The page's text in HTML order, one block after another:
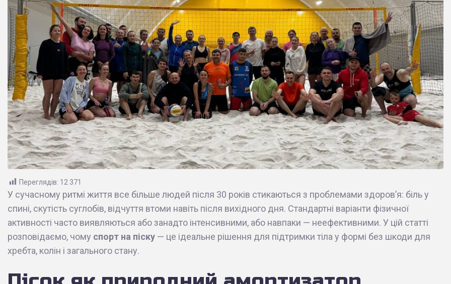
Переглядів: 12 371
У сучасному ритмі життя все більше людей після 30 років стикаються з проблемами здоров’я: біль у
спині, скутість суглобів, відчуття втоми навіть після вихідного дня. Стандартні варіанти фізичної
активності часто виявляються або занадто інтенсивними, або навпаки — неефективними. У цій статті
розповідаємо, чому спорт на піску — це ідеальне рішення для підтримки тіла у формі без шкоди для
хребта, колін і загального стану.